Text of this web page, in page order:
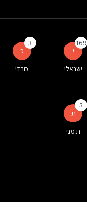
י
169
ישראלי
כ
3
כורדי
ת
3
תימני